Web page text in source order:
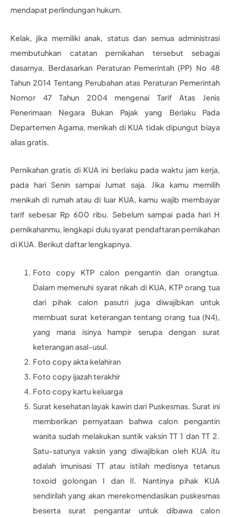
mendapat perlindungan hukum.
Kelak, jika memiliki anak, status dan semua administrasi
membutuhkan catatan pernikahan tersebut sebagai
dasarnya. Berdasarkan Peraturan Pemerintah (PP) No 48
Tahun 2014 Tentang Perubahan atas Peraturan Pemerintah
Nomor 47 Tahun 2004 mengenai Tarif Atas Jenis
Penerimaan Negara Bukan Pajak yang Berlaku Pada
Departemen Agama, menikah di KUA tidak dipungut biaya
alias gratis.
Pernikahan gratis di KUA ini berlaku pada waktu jam kerja,
pada hari Senin sampai Jumat saja. Jika kamu memilih
menikah di rumah atau di luar KUA, kamu wajib membayar
tarif sebesar Rp 600 ribu. Sebelum sampai pada hari H
pernikahanmu, lengkapi dulu syarat pendaftaran pernikahan
di KUA. Berikut daftar lengkapnya.
Foto copy KTP calon pengantin dan orangtua.
Dalam memenuhi syarat nikah di KUA, KTP orang tua
dari pihak calon pasutri juga diwajibkan untuk
membuat surat keterangan tentang orang tua (N4),
yang mana isinya hampir serupa dengan surat
keterangan asal-usul.
Foto copy akta kelahiran
Foto copy ijazah terakhir
Foto copy kartu keluarga
Surat kesehatan layak kawin dari Puskesmas. Surat ini
memberikan pernyataan bahwa calon pengantin
wanita sudah melakukan suntik vaksin TT 1 dan TT 2.
Satu-satunya vaksin yang diwajibkan oleh KUA itu
adalah imunisasi TT atau istilah medisnya tetanus
toxoid golongan I dan II. Nantinya pihak KUA
sendirilah yang akan merekomendasikan puskesmas
beserta surat pengantar untuk dibawa calon